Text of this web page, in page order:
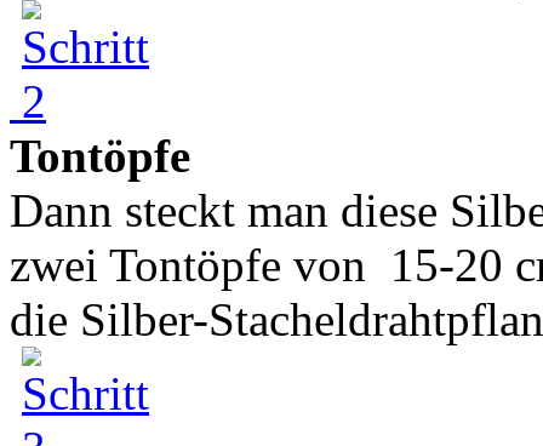
Tontöpfe
Dann steckt man diese
zwei Tontöpfe von 15-20
die Silber-